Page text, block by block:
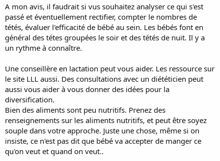
A mon avis, il faudrait si vus souhaitez analyser ce qui s'est
passé et éventuellement rectifier, compter le nombres de
tétés, évaluer l'efficacité de bébé au sein. Les bébés font en
général des tétes groupées le soir et des tétés de nuit. Il y a
un rythme à connaître.
Une conseillère en lactation peut vous aider. Les ressource sur
le site LLL aussi. Des consultations avec un diététicien peut
aussi vous aider à vous donner des idées pour la
diversification.
Bien des aliments sont peu nutritifs. Prenez des
renseignements sur les aliments nutritifs, et peut être soyez
souple dans votre approche. Juste une chose, même si on
insiste, ce n'est pas dit que bébé va accepter de manger ce
qu'on veut et quand on veut..